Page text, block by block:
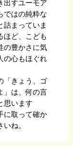
出すユーモア
ではの純粋な
詰まっていま
ほど、こども
の豊かさに気
の心もほぐれ
「きょう、ゴ
」は、何の言
思います
取って確か
ね。